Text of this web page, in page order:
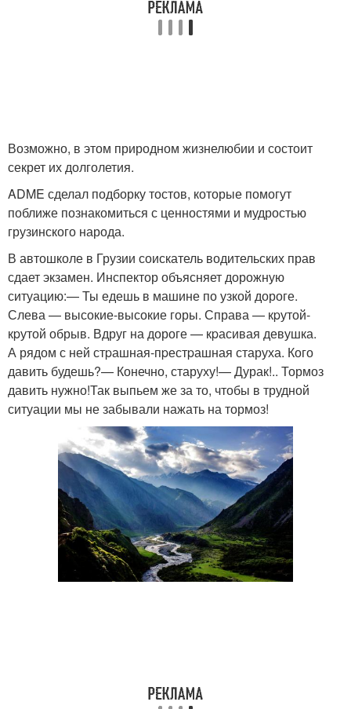
Возможно, в этом природном жизнелюбии и состоит
секрет их долголетия.
ADME сделал подборку тостов, которые помогут
поближе познакомиться с ценностями и мудростью
грузинского народа.
В автошколе в Грузии соискатель водительских прав
сдает экзамен. Инспектор объясняет дорожную
ситуацию:— Ты едешь в машине по узкой дороге.
Слева — высокие-высокие горы. Справа — кpутой-
кpутой обрыв. Вдруг на дороге — кpасивая девушка.
А рядом с ней стpашная-пpестpашная старуха. Кого
давить будешь?— Конечно, старуху!— Дурак!.. Тормоз
давить нужно!Так выпьем же за то, чтобы в трудной
ситуации мы не забывали нажать на тормоз!